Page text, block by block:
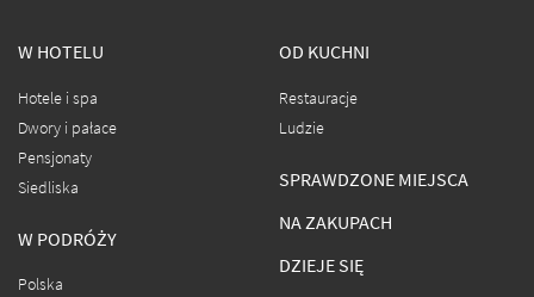
W HOTELU
Hotele i spa
Dwory i pałace
Pensjonaty
Siedliska
W PODRÓŻY
Polska
OD KUCHNI
Restauracje
Ludzie
SPRAWDZONE MIEJSCA
NA ZAKUPACH
DZIEJE SIĘ